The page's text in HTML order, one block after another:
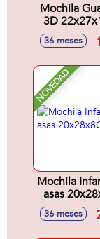
Mochila
3D
36 meses
NOVEDAD
Mochila
asas
36 meses